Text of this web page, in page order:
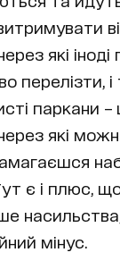
які
перелізти,
паркани –
які
є і плюс,
насильства,
мінус.